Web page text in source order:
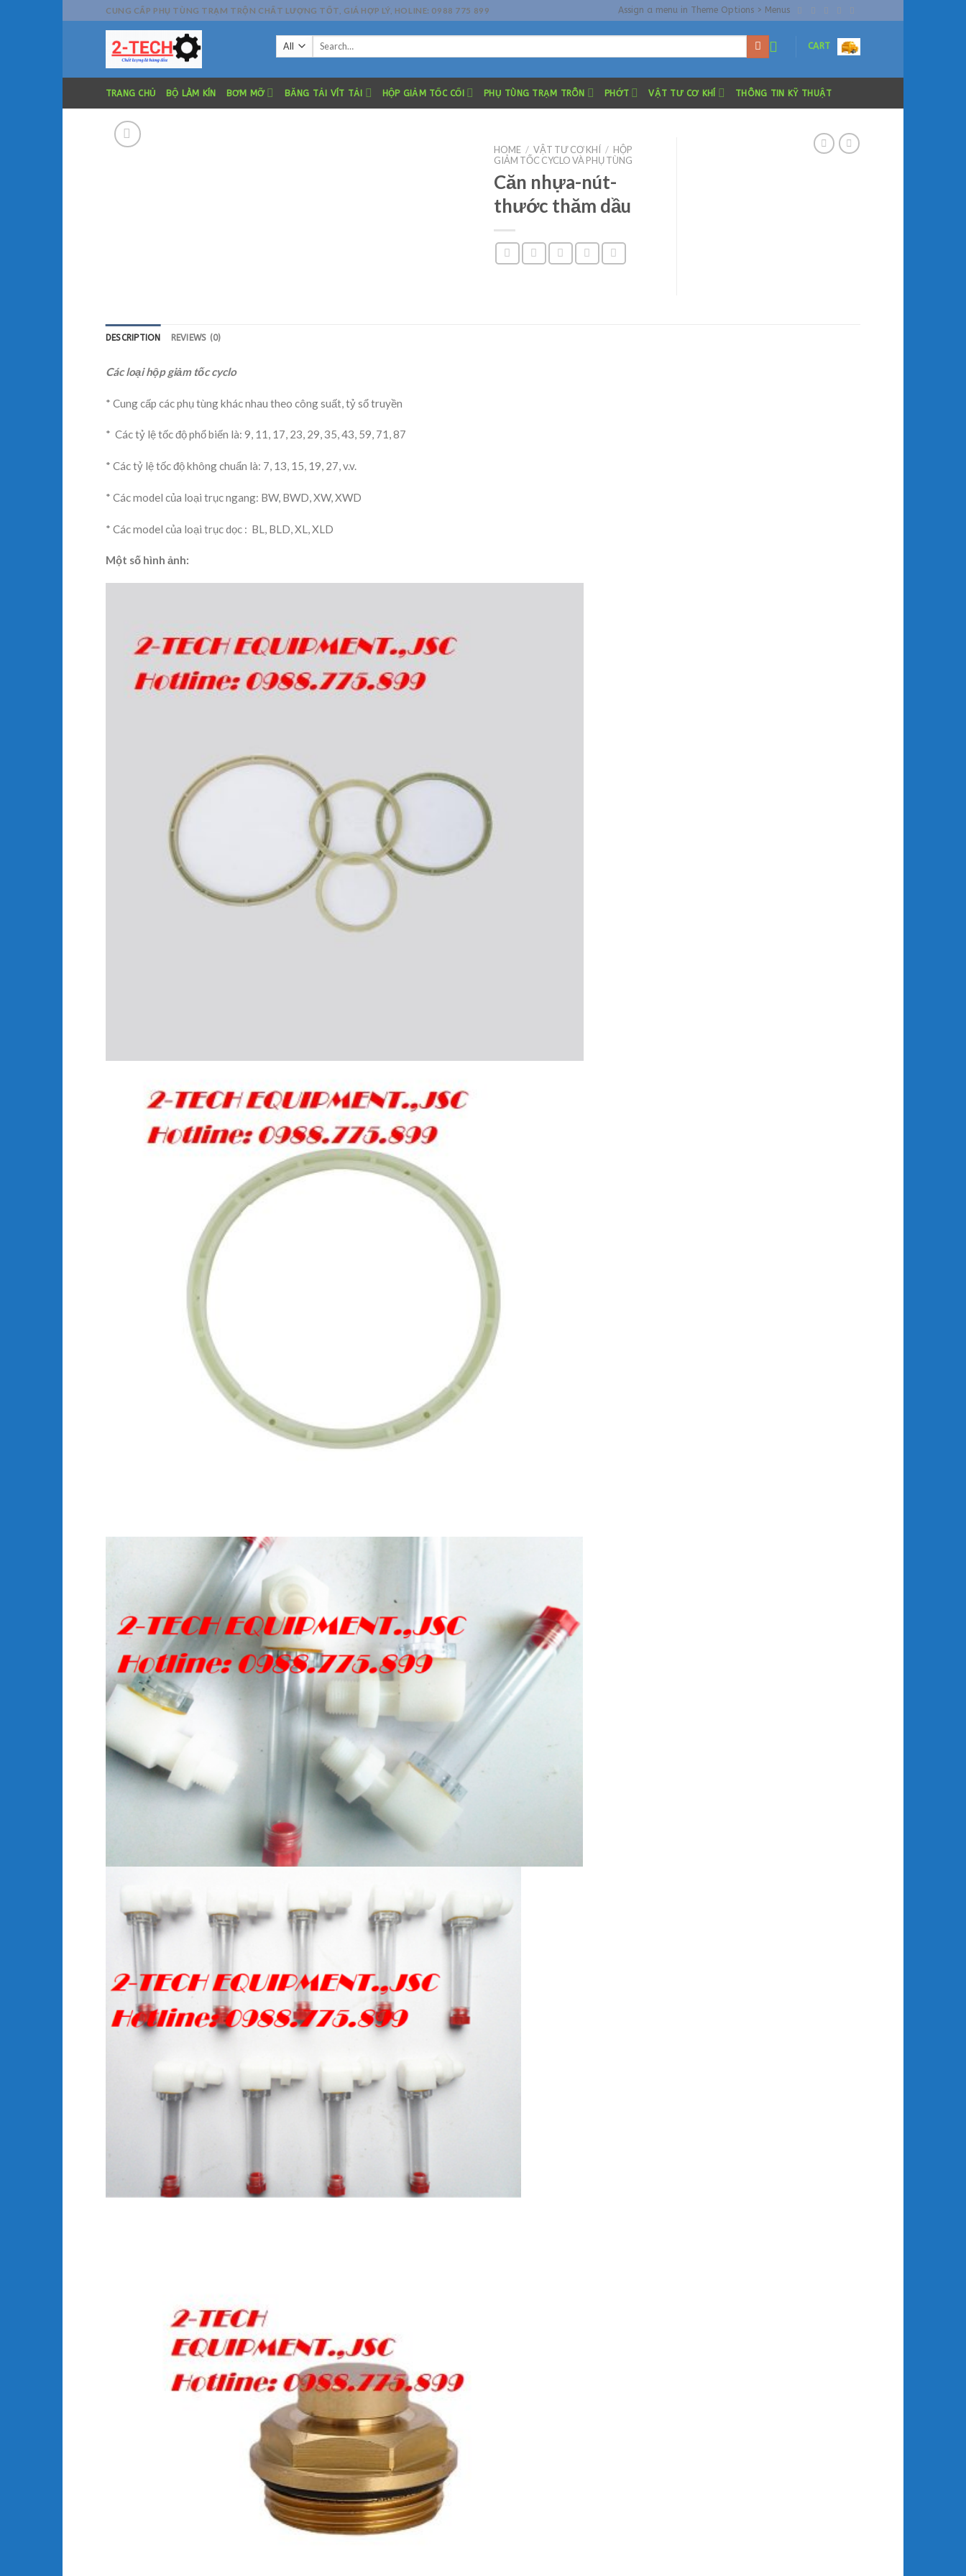
to
CUNG CẤP PHỤ TÙNG TRẠM TRỘN CHẤT LƯỢNG TỐT, GIÁ HỢP LÝ, HOLINE: 0988 775 899 Assign a menu in Theme Options > Menus
Search
CART
TRANG CHỦ BỘ LÀM KÍN BƠM MỠ BĂNG TẢI VÍT TẢI HỘP GIẢM TỐC CỐI PHỤ TÙNG TRẠM TRÔN PHỚT VẬT TƯ CƠ KHÍ THÔNG TIN KỸ THUẬT
HOME / VẬT TƯ CƠ KHÍ / HỘP
GIẢM TỐC CYCLO VÀ PHỤ TÙNG
Căn nhựa-nút-
thước thăm dầu
DESCRIPTION REVIEWS (0)
Các loại hộp giảm tốc cyclo
* Cung cấp các phụ tùng khác nhau theo công suất, tỷ sổ truyền
* Các tỷ lệ tốc độ phổ biến là: 9, 11, 17, 23, 29, 35, 43, 59, 71, 87
* Các tỷ lệ tốc độ không chuẩn là: 7, 13, 15, 19, 27, v.v.
* Các model của loại trục ngang: BW, BWD, XW, XWD
* Các model của loại trục dọc : BL, BLD, XL, XLD
Một số hình ảnh: